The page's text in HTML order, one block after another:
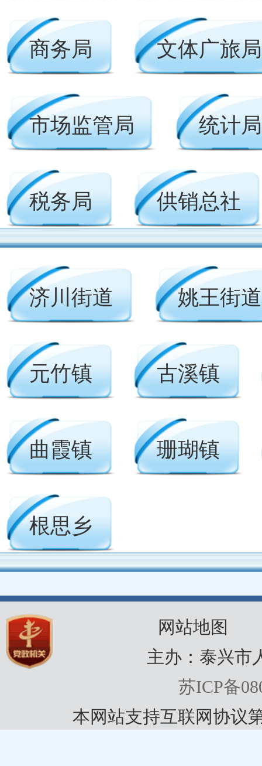
商务局 文体广旅局
市场监管局 统计局
税务局 供销总社
济川街道 姚王街道
元竹镇 古溪镇
曲霞镇 珊瑚镇
根思乡
网站地图
主办：泰兴市
苏ICP备
本网站支持互联网协